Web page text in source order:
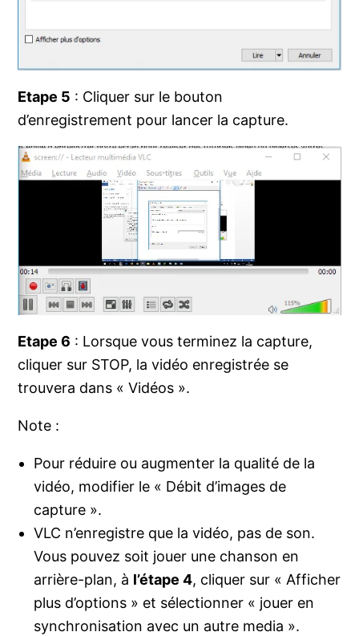
Etape 5 : Cliquer sur le bouton
d’enregistrement pour lancer la capture.
Etape 6 : Lorsque vous terminez la capture,
cliquer sur STOP, la vidéo enregistrée se
trouvera dans « Vidéos ».
Note :
Pour réduire ou augmenter la qualité de la
vidéo, modifier le « Débit d’images de
capture ».
VLC n’enregistre que la vidéo, pas de son.
Vous pouvez soit jouer une chanson en
arrière-plan, à l’étape 4, cliquer sur « Afficher
plus d’options » et sélectionner « jouer en
synchronisation avec un autre media ».